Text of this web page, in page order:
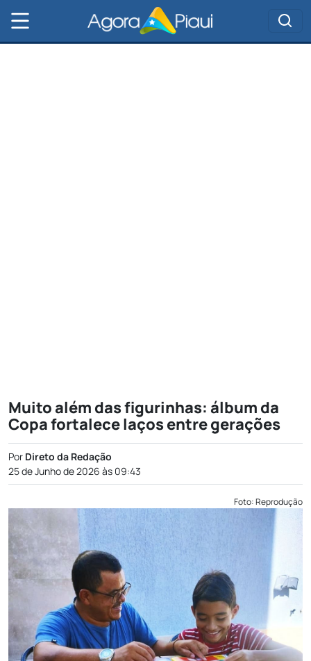
Muito além das figurinhas: álbum da
Copa fortalece laços entre gerações
Por Direto da Redação
25 de Junho de 2026 às 09:43
Foto: Reprodução